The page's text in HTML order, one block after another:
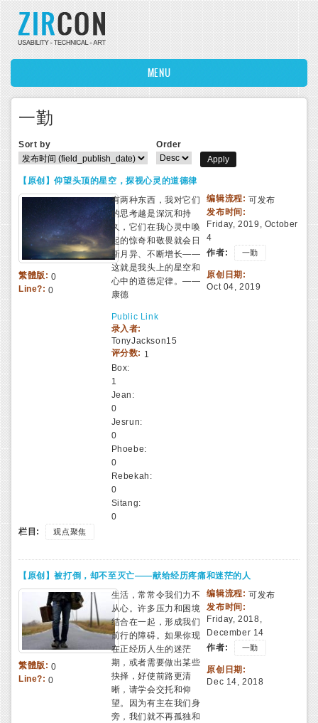
Skip to main content
MENU
一勤
Sort by Order
【原创】仰望头顶的星空，探视心灵的道德律
繁體版: 0
Line?:0
有两种东西，我对它们
的思考越是深沉和持
久，它们在我心灵中唤
起的惊奇和敬畏就会日
新月异、不断增长——
这就是我头上的星空和
心中的道德定律。——
康德
Public Link
录入者:
TonyJackson15
评分数: 1
Box:
1
Jean:
0
Jesrun:
0
Phoebe:
0
Rebekah:
0
Sitang:
0
编辑流程: 可发布
发布时间:
Friday, 2019, October
4
作者:
一勤
原创日期:
Oct 04, 2019
栏目: 观点聚焦
【原创】被打倒，却不至灭亡——献给经历疼痛和迷茫的人
繁體版: 0
Line?:0
生活，常常令我们力不
从心。许多压力和困境
结合在一起，形成我们
前行的障碍。如果你现
在正经历人生的迷茫
期，或者需要做出某些
抉择，好使前路更清
晰，请学会交托和仰
望。因为有主在我们身
旁，我们就不再孤独和
编辑流程: 可发布
发布时间:
Friday, 2018,
December 14
作者:
一勤
原创日期:
Dec 14, 2018